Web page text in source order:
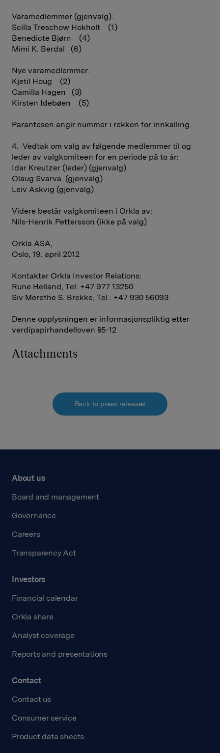
Varamedlemmer (gjenvalg):
Scilla Treschow Hokholt (1)
Benedicte Bjørn (4)
Mimi K. Berdal (6)
Nye varamedlemmer:
Kjetil Houg (2)
Camilla Hagen (3)
Kirsten Idebøen (5)
Parantesen angir nummer i rekken for innkalling.
4. Vedtak om valg av følgende medlemmer til og
leder av valgkomiteen for en periode på to år:
Idar Kreutzer (leder) (gjenvalg)
Olaug Svarva (gjenvalg)
Leiv Askvig (gjenvalg)
Videre består valgkomiteen i Orkla av:
Nils-Henrik Pettersson (ikke på valg)
Orkla ASA,
Oslo, 19. april 2012
Kontakter Orkla Investor Relations:
Rune Helland, Tel: +47 977 13250
Siv Merethe S. Brekke, Tel.: +47 930 56093
Denne opplysningen er informasjonspliktig etter
verdipapirhandelloven §5-12
Attachments
Back to press releases
About us
Board and management
Governance
Careers
Transparency Act
Investors
Financial calendar
Orkla share
Analyst coverage
Reports and presentations
Contact
Contact us
Consumer service
Product data sheets